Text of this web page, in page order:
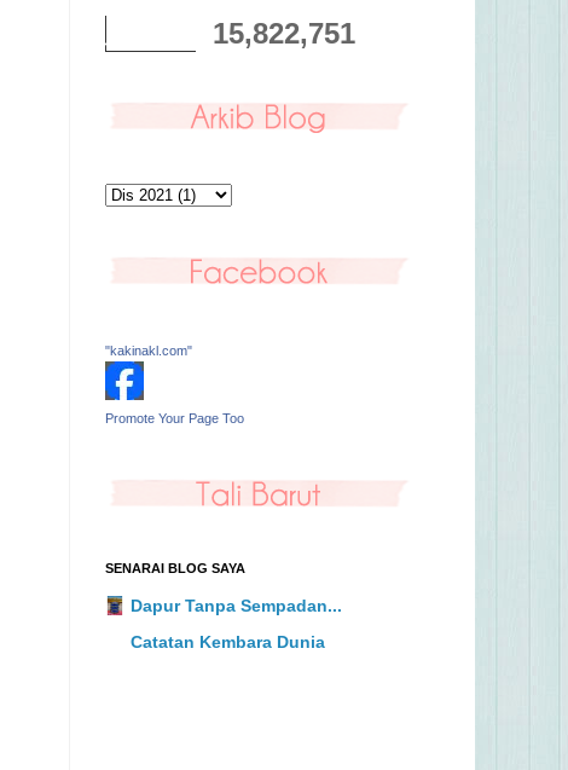
15,822,751
"kakinakl.com"
Promote Your Page Too
SENARAI BLOG SAYA
Dapur Tanpa Sempadan...
Catatan Kembara Dunia